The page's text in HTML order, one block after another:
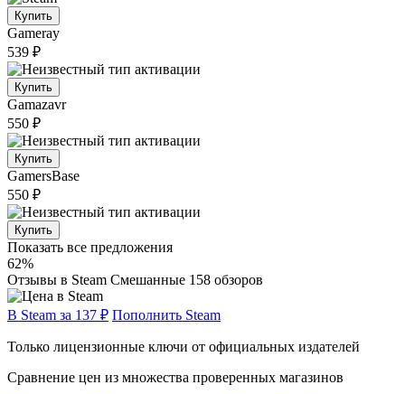
Купить
Gameray
539 ₽
Купить
Gamazavr
550 ₽
Купить
GamersBase
550 ₽
Купить
Показать все предложения
62%
Отзывы в Steam Смешанные 158 обзоров
В Steam за 137 ₽ Пополнить Steam
Только лицензионные ключи от официальных издателей
Сравнение цен из множества проверенных магазинов